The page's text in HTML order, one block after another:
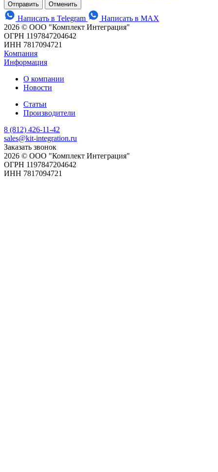
Отменить
Написать в Telegram
Написать в MAX
2026 © ООО "Комплект Интеграция"
ОГРН 1197847204642
ИНН 7817094721
Компания
Информация
О компании
Новости
Статьи
Производители
8 (812) 426-11-42
sales@kit-integration.ru
Заказать звонок
2026 © ООО "Комплект Интеграция"
ОГРН 1197847204642
ИНН 7817094721